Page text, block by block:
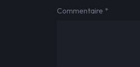
Commentaire *